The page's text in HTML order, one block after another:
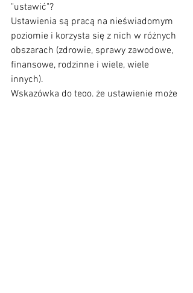
"ustawić"?
Ustawienia są pracą na nieświadomym
poziomie i korzysta się z nich w różnych
obszarach (zdrowie, sprawy zawodowe,
finansowe, rodzinne i wiele, wiele
innych).
Wskazówką do tego, że ustawienie może